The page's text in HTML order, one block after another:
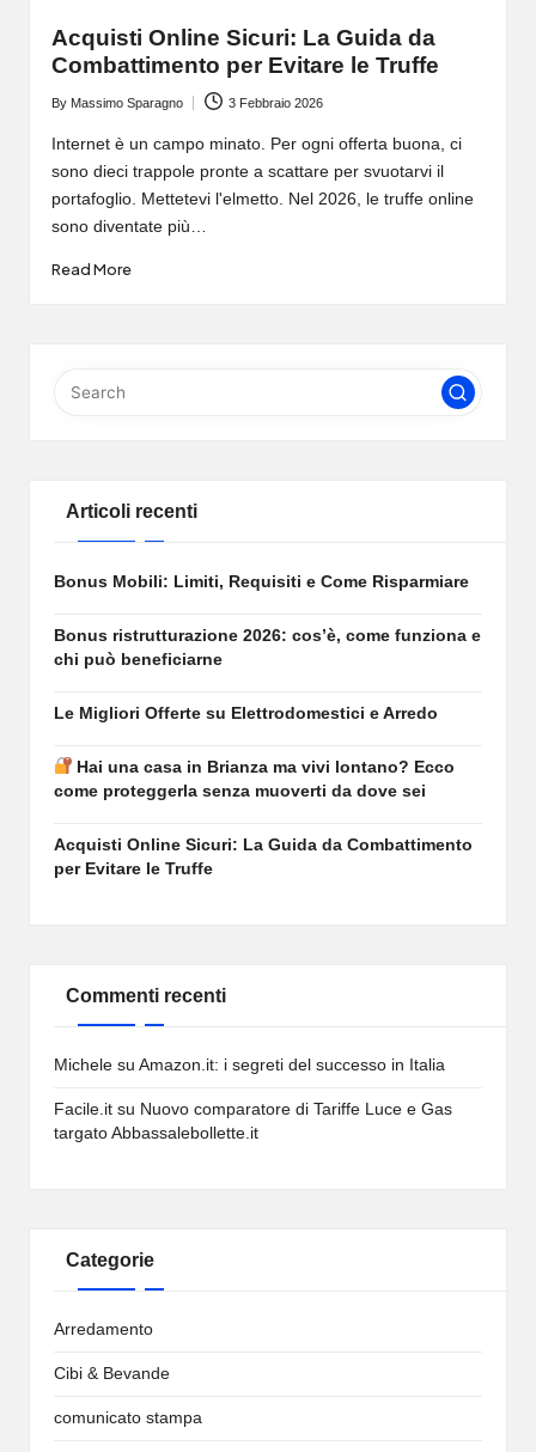
Acquisti Online Sicuri: La Guida da
Combattimento per Evitare le Truffe
Posted
by
By Massimo Sparagno 3 Febbraio 2026
Internet è un campo minato. Per ogni offerta buona, ci
sono dieci trappole pronte a scattare per svuotarvi il
portafoglio. Mettetevi l'elmetto. Nel 2026, le truffe online
sono diventate più…
Read More
Articoli recenti
Bonus Mobili: Limiti, Requisiti e Come Risparmiare
Bonus ristrutturazione 2026: cos’è, come funziona e
chi può beneficiarne
Le Migliori Offerte su Elettrodomestici e Arredo
Hai una casa in Brianza ma vivi lontano? Ecco
come proteggerla senza muoverti da dove sei
Acquisti Online Sicuri: La Guida da Combattimento
per Evitare le Truffe
Commenti recenti
Michele su Amazon.it: i segreti del successo in Italia
Facile.it su Nuovo comparatore di Tariffe Luce e Gas
targato Abbassalebollette.it
Categorie
Arredamento
Cibi & Bevande
comunicato stampa